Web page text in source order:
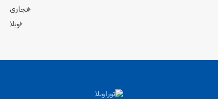
تجاری
ویلا